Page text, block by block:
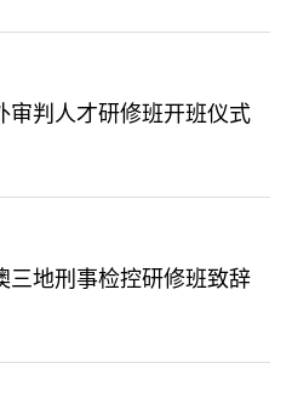
审判人才研修班开班仪式
三地刑事检控研修班致辞